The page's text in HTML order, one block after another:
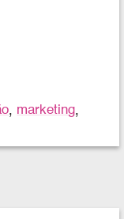
, marketing,